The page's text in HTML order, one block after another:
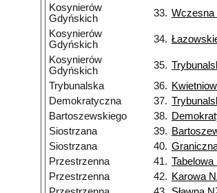
Kosynierów
Gdyńskich
33. Wczesna
Kosynierów
Gdyńskich
34.
Kosynierów
Gdyńskich
35.
Trybunalska 36.
Demokratyczna
37.
Bartoszewskiego
38.
Siostrzana
39.
Siostrzana
40.
Przestrzenna
41. Tabelowa
Przestrzenna
42. Karowa